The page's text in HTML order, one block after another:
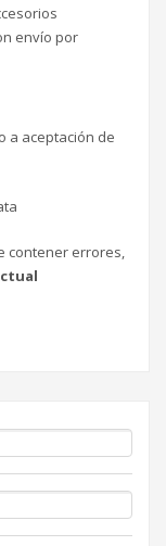
envío por
a aceptación de
contener errores,